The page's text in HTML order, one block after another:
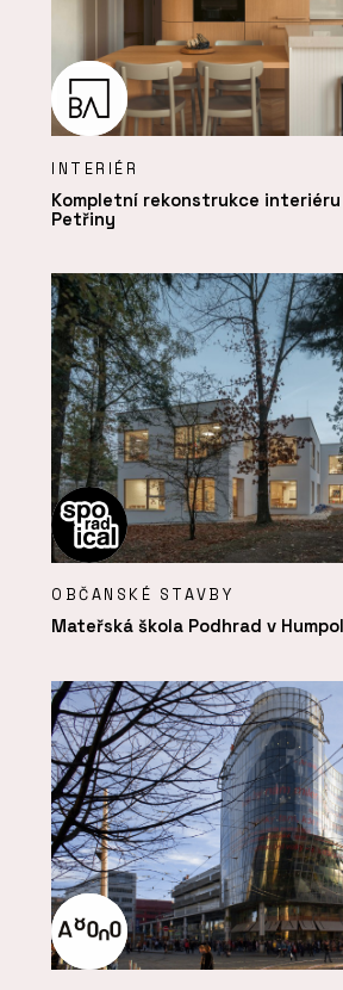
INTERIÉR
Kompletní rekonstrukce
Petřiny
OBČANSKÉ STAVBY
Mateřská škola Podhrad v